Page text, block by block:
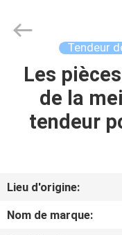
ACCUEIL
PRODUITS
À
SPARE
PARTS
Reserved.
Tendeur
Les
de la
tendeur
Lieu d'origine:
Nom de marque: